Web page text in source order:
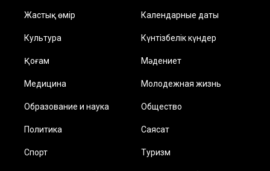
Жастық өмір Календарные даты
Культура Күнтізбелік күндер
Қоғам Мәдениет
Медицина Молодежная жизнь
Образование и наука Общество
Политика Саясат
Спорт Туризм